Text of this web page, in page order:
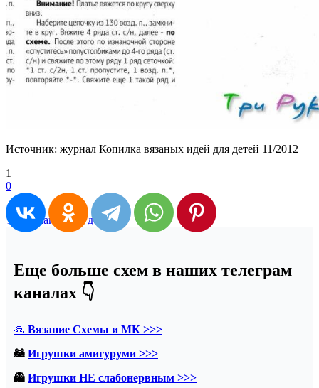
Источник: журнал Копилка вязаных идей для детей 11/2012
1
0
Топ и майка для девочки
Еще больше схем в наших телеграм
каналах 👇
🙏 Вязание Схемы и МК >>>
🦝 Игрушки амигуруми >>>
👻 Игрушки НЕ слабонервным >>>